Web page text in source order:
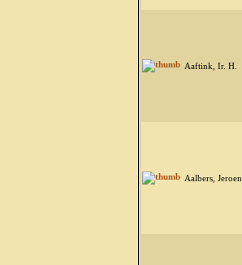
Aaftink, Ir. H.
Aalbers, Jeroen